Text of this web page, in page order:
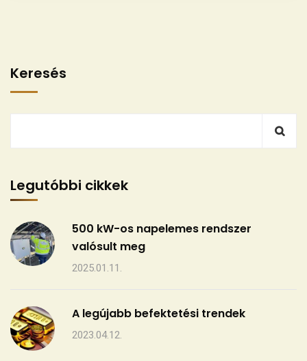
Keresés
Legutóbbi cikkek
500 kW-os napelemes rendszer
valósult meg
2025.01.11.
A legújabb befektetési trendek
2023.04.12.